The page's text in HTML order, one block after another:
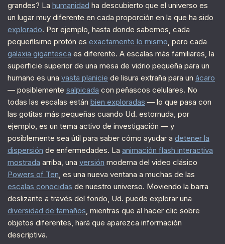
grandes? La humanidad ha descubierto que el universo es
un lugar muy diferente en cada proporción en la que ha sido
explorado. Por ejemplo, hasta donde sabemos, cada
pequeñísimo protón es exactamente lo mismo, pero cada
galaxia gigantesca es diferente. A escalas más familiares, la
superficie superior de una mesa de vidrio pequeña para un
humano es una vasta planicie de lisura extraña para un ácaro
— posiblemente salpicada con peñascos celulares. No
todas las escalas están bien exploradas — lo que pasa con
las gotitas más pequeñas cuando Ud. estornuda, por
ejemplo, es un tema activo de investigación — y
posiblemente sea útil para saber cómo ayudar a detener la
dispersión de enfermedades. La animación flash interactiva
mostrada arriba, una versión moderna del video clásico
Powers of Ten, es una nueva ventana a muchas de las
escalas conocidas de nuestro universo. Moviendo la barra
deslizante a través del fondo, Ud. puede explorar una
diversidad de tamaños, mientras que al hacer clic sobre
objetos diferentes, hará que aparezca información
descriptiva.